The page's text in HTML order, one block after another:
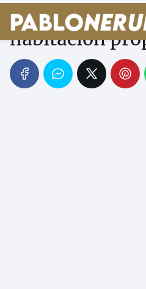
Woolf:
habitación